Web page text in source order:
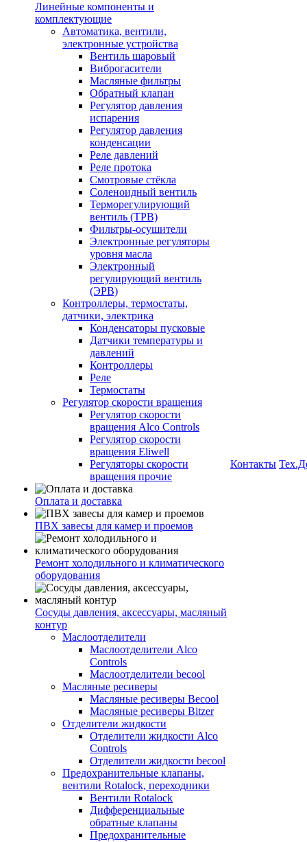
Линейные компоненты и
комплектующие
Автоматика, вентили,
электронные устройства
Вентиль шаровый
Виброгасители
Масляные фильтры
Обратный клапан
Регулятор давления
испарения
Регулятор давления
конденсации
Реле давлений
Реле протока
Смотровые стёкла
Соленоидный вентиль
Терморегулирующий
вентиль (ТРВ)
Фильтры-осушители
Электронные регуляторы
уровня масла
Электронный
регулирующий вентиль
(ЭРВ)
Контроллеры, термостаты,
датчики, электрика
Конденсаторы пусковые
Датчики температуры и
давлений
Контроллеры
Реле
Термостаты
Регулятор скорости вращения
Регулятор скорости
вращения Alco Controls
Регулятор скорости
вращения Eliwell
Регуляторы скорости
вращения прочие
Оплата и доставка
ПВХ завесы для камер и проемов
Ремонт холодильного и климатического
оборудования
Сосуды давления, аксессуары, масляный
контур
Маслоотделители
Маслоотделители Alco
Controls
Маслоотделители becool
Масляные ресиверы
Масляные ресиверы Becool
Масляные ресиверы Bitzer
Отделители жидкости
Отделители жидкости Alco
Controls
Отделители жидкости becool
Предохранительные клапаны,
вентили Rotalock, переходники
Вентили Rotalock
Дифференциальные
обратные клапаны
Предохранительные
Контакты